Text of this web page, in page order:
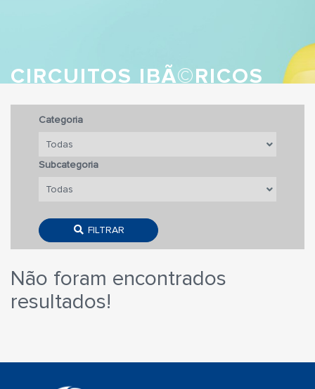
CIRCUITOS IBÃ©RICOS
Categoria
Subcategoria
FILTRAR
Não foram encontrados
resultados!